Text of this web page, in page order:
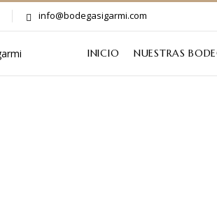
info@bodegasigarmi.com
INICIO NUESTRAS